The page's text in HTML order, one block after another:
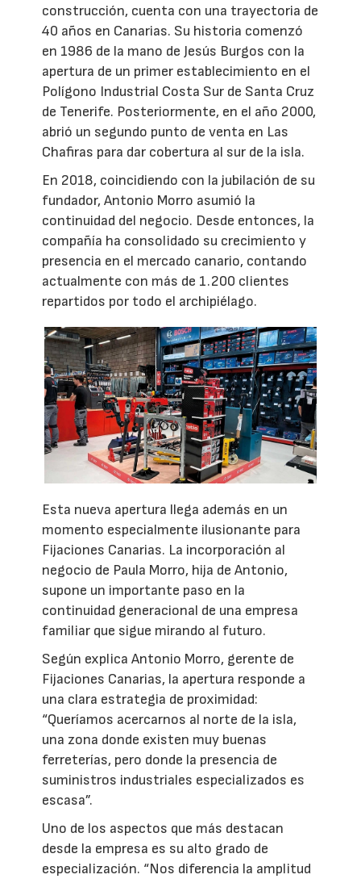
construcción, cuenta con una trayectoria de
40 años en Canarias. Su historia comenzó
en 1986 de la mano de Jesús Burgos con la
apertura de un primer establecimiento en el
Polígono Industrial Costa Sur de Santa Cruz
de Tenerife. Posteriormente, en el año 2000,
abrió un segundo punto de venta en Las
Chafiras para dar cobertura al sur de la isla.
En 2018, coincidiendo con la jubilación de su
fundador, Antonio Morro asumió la
continuidad del negocio. Desde entonces, la
compañía ha consolidado su crecimiento y
presencia en el mercado canario, contando
actualmente con más de 1.200 clientes
repartidos por todo el archipiélago.
Esta nueva apertura llega además en un
momento especialmente ilusionante para
Fijaciones Canarias. La incorporación al
negocio de Paula Morro, hija de Antonio,
supone un importante paso en la
continuidad generacional de una empresa
familiar que sigue mirando al futuro.
Según explica Antonio Morro, gerente de
Fijaciones Canarias, la apertura responde a
una clara estrategia de proximidad:
“Queríamos acercarnos al norte de la isla,
una zona donde existen muy buenas
ferreterías, pero donde la presencia de
suministros industriales especializados es
escasa”.
Uno de los aspectos que más destacan
desde la empresa es su alto grado de
especialización. “Nos diferencia la amplitud